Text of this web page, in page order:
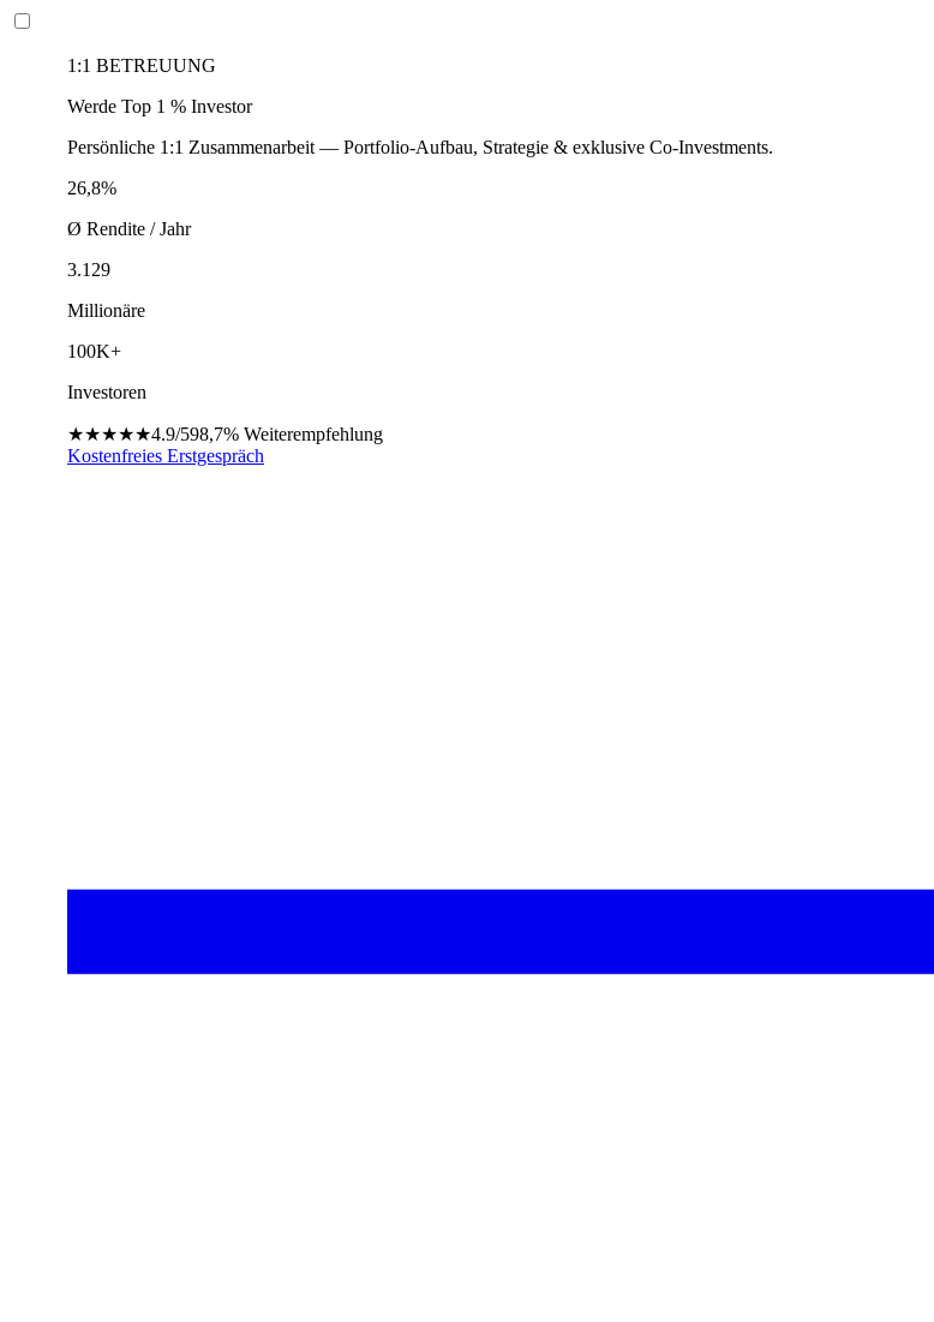
1:1 BETREUUNG
Werde Top 1 % Investor
Persönliche 1:1 Zusammenarbeit — Portfolio-Aufbau, Strategie & exklusive Co-Investments.
26,8%
Ø Rendite / Jahr
3.129
Millionäre
100K+
Investoren
★★★★★4.9/598,7% Weiterempfehlung
Kostenfreies Erstgespräch